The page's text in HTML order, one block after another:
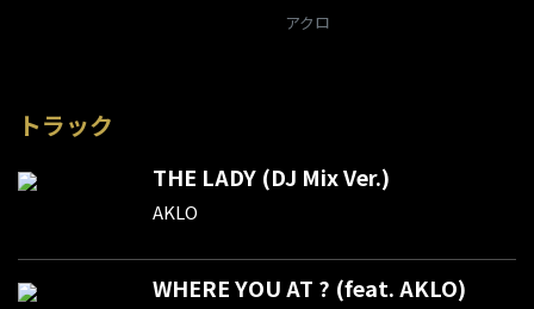
アクロ
トラック
THE LADY (DJ Mix Ver.)
AKLO
WHERE YOU AT ? (feat. AKLO)